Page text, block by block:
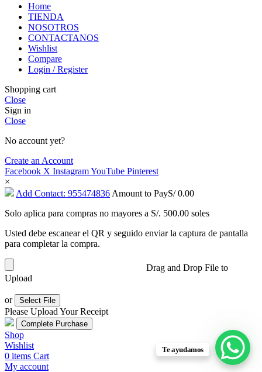
Home
TIENDA
NOSOTROS
CONTACTANOS
Wishlist
Compare
Login / Register
Shopping cart
Close
Sign in
Close
No account yet?
Create an Account
Facebook X InstagramYouTube Pinterest
Te ayudamos
×
Add Contact: 955474836 Amount to PayS/0.00
Solo aplica para compras no mayores a S/. 500.00 soles
Usted debe escanear el QR y seguido enviar la captura de pantalla
para completar la compra.
Drag and Drop File to
Upload
or Select File
Please Upload Your Receipt
Shop
Wishlist
0 items Cart
My account